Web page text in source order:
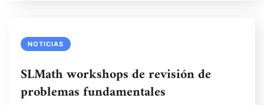
NOTICIAS
SLMath workshops de revisión de
problemas fundamentales